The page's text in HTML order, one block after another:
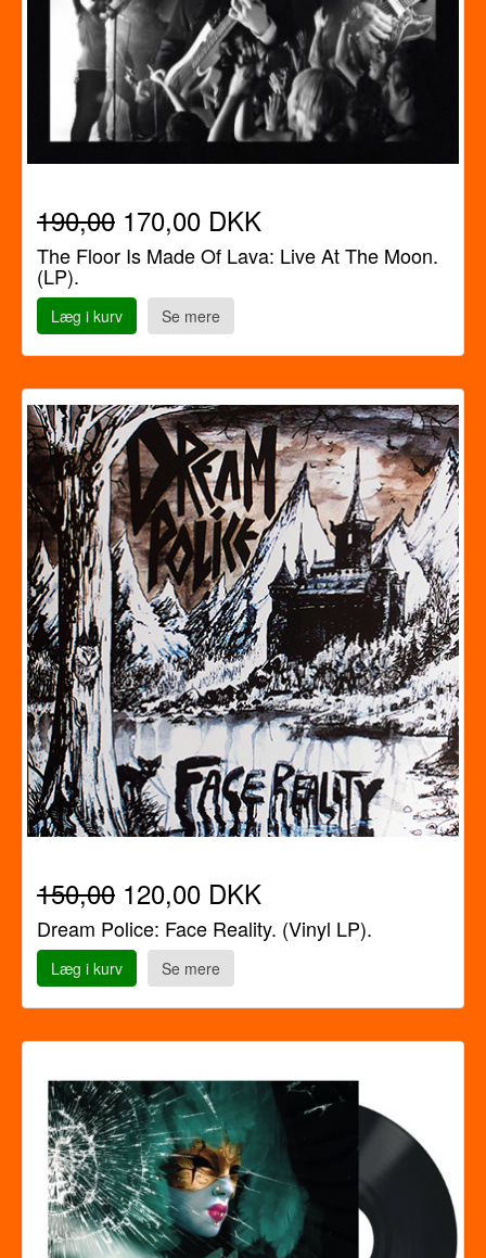
190,00 170,00 DKK
The Floor Is Made Of Lava: Live At The Moon.
(LP).
Læg i kurv Se mere
150,00 120,00 DKK
Dream Police: Face Reality. (Vinyl LP).
Læg i kurv Se mere